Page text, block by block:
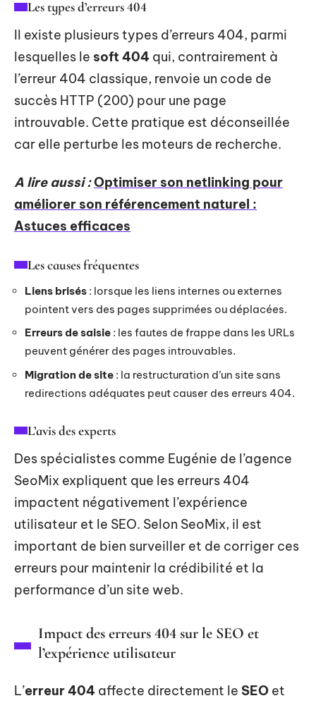
Les types d’erreurs 404
Il existe plusieurs types d’erreurs 404, parmi
lesquelles le soft 404 qui, contrairement à
l’erreur 404 classique, renvoie un code de
succès HTTP (200) pour une page
introuvable. Cette pratique est déconseillée
car elle perturbe les moteurs de recherche.
A lire aussi :Optimiser son netlinking pour
améliorer son référencement naturel :
Astuces efficaces
Les causes fréquentes
Liens brisés : lorsque les liens internes ou externes
pointent vers des pages supprimées ou déplacées.
Erreurs de saisie : les fautes de frappe dans les URLs
peuvent générer des pages introuvables.
Migration de site : la restructuration d’un site sans
redirections adéquates peut causer des erreurs 404.
L’avis des experts
Des spécialistes comme Eugénie de l’agence
SeoMix expliquent que les erreurs 404
impactent négativement l’expérience
utilisateur et le SEO. Selon SeoMix, il est
important de bien surveiller et de corriger ces
erreurs pour maintenir la crédibilité et la
performance d’un site web.
Impact des erreurs 404 sur le SEO et
l’expérience utilisateur
L’erreur 404 affecte directement le SEO et